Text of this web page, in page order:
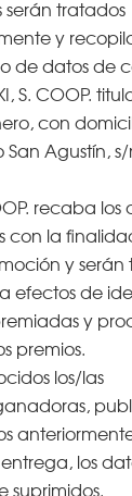
tratados
y
de datos de
S. COOP.
con
San Agustín,
recaba los
con la
y serán
efectos de
y
premios.
los/las
los
suprimidos.